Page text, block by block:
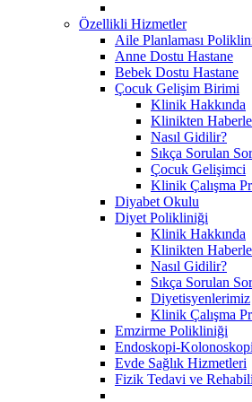
Özellikli Hizmetler
Aile Planlaması
Anne Dostu Hastane
Bebek Dostu Hastane
Çocuk Gelişim Birimi
Klinik Hakkında
Klinikten
Nasıl Gidilir?
Sıkça Sorulan
Çocuk Gelişimci
Klinik Çalışma
Diyabet Okulu
Diyet Polikliniği
Klinik Hakkında
Klinikten
Nasıl Gidilir?
Sıkça Sorulan
Diyetisyenlerimiz
Klinik Çalışma
Emzirme Polikliniği
Endoskopi-
Evde Sağlık Hizmetleri
Fizik Tedavi ve